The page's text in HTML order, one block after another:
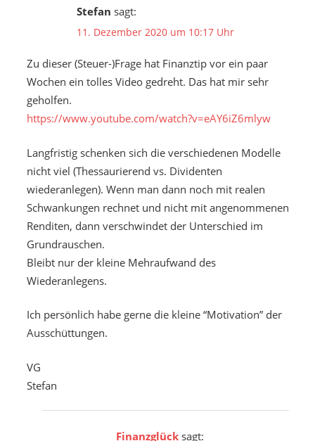
Stefan sagt:
11. Dezember 2020 um 10:17 Uhr
Zu dieser (Steuer-)Frage hat Finanztip vor ein paar
Wochen ein tolles Video gedreht. Das hat mir sehr
geholfen.
https://www.youtube.com/watch?v=eAY6iZ6mlyw
Langfristig schenken sich die verschiedenen Modelle
nicht viel (Thessaurierend vs. Dividenten
wiederanlegen). Wenn man dann noch mit realen
Schwankungen rechnet und nicht mit angenommenen
Renditen, dann verschwindet der Unterschied im
Grundrauschen.
Bleibt nur der kleine Mehraufwand des
Wiederanlegens.
Ich persönlich habe gerne die kleine “Motivation” der
Ausschüttungen.
VG
Stefan
Finanzglück sagt: